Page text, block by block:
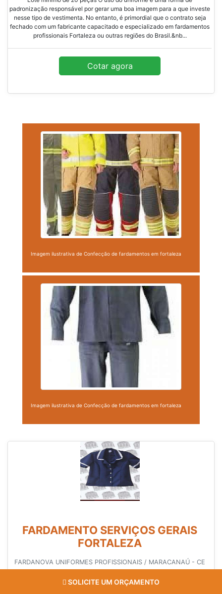
padronização responsável por gerar uma boa imagem para a que investe
nesse tipo de vestimenta. No entanto, é primordial que o contrato seja
fechado com um fabricante capacitado e especializado em fardamentos
profissionais Fortaleza ou outras regiões do Brasil.&nb...
Cotar agora
Imagem ilustrativa de Confecção de fardamentos em fortaleza
Imagem ilustrativa de Confecção de fardamentos em fortaleza
FARDAMENTO SERVIÇOS GERAIS
FORTALEZA
FARDANOVA UNIFORMES PROFISSIONAIS / MARACANAÚ - CE
padronização responsável por gerar uma boa imagem para a que investe
SOLICITE UM ORÇAMENTO